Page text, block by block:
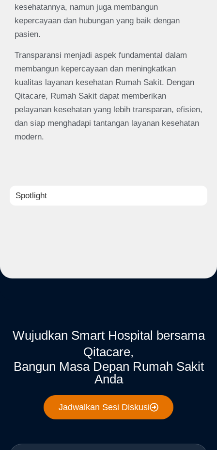
kesehatannya, namun juga membangun
kepercayaan dan hubungan yang baik dengan
pasien.
Transparansi menjadi aspek fundamental dalam
membangun kepercayaan dan meningkatkan
kualitas layanan kesehatan Rumah Sakit. Dengan
Qitacare, Rumah Sakit dapat memberikan
pelayanan kesehatan yang lebih transparan, efisien,
dan siap menghadapi tantangan layanan kesehatan
modern.
Spotlight
Wujudkan Smart Hospital bersama
Qitacare,
Bangun Masa Depan Rumah Sakit
Anda
Jadwalkan Sesi Diskusi